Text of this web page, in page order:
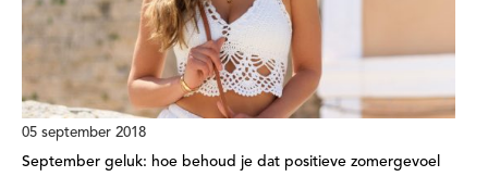
05 september 2018
September geluk: hoe behoud je dat positieve zomergevoel